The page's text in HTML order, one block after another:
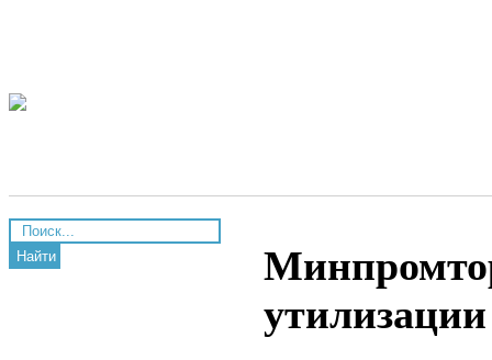
Найти
утилизации